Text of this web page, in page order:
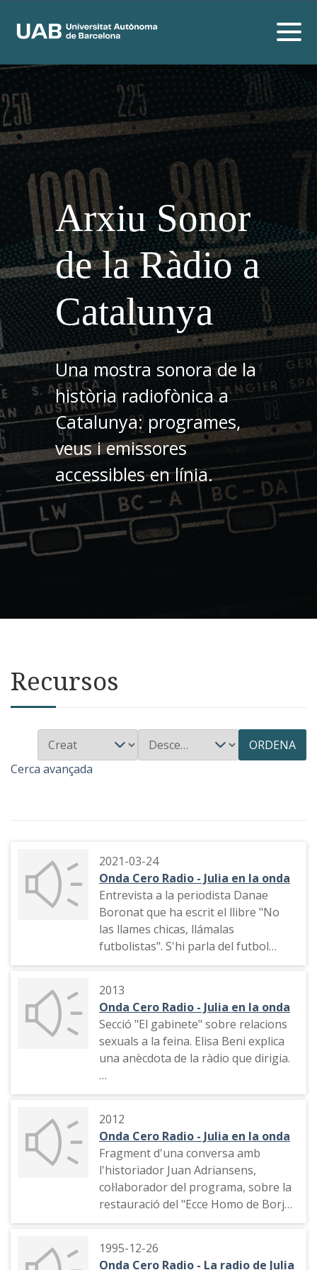
Arxiu Sonor
de la Ràdio a
Catalunya
Una mostra sonora de la
història radiofònica a
Catalunya: programes,
veus i emissores
accessibles en línia.
Recursos
ORDENA
Cerca avançada
2021-03-24
Onda Cero Radio - Julia en la onda
Entrevista a la periodista Danae
Boronat que ha escrit el llibre "No
las llames chicas, llámalas
futbolistas". S'hi parla del futbol
femení
2013
Onda Cero Radio - Julia en la onda
Secció "El gabinete" sobre relacions
sexuals a la feina. Elisa Beni explica
una anècdota de la ràdio que dirigia.
Identificació, pregunta de l'audiència
2012
Onda Cero Radio - Julia en la onda
Fragment d'una conversa amb
l'historiador Juan Adriansens,
col·laborador del programa, sobre la
restauració del "Ecce Homo de Borja"
per part de Cecília Giménez Zueco.
1995-12-26
Onda Cero Radio - La radio de Julia